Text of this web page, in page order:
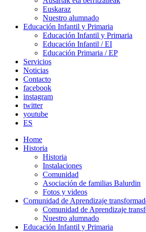
Euskaraz
Nuestro alumnado
Educación Infantil y Primaria
Educación Infantil y Primaria
Educación Infantil / EI
Educación Primaria / EP
Servicios
Noticias
Contacto
facebook
instagram
twitter
youtube
ES
Home
Historia
Historia
Instalaciones
Comunidad
Asociación de familias Balurdin
Fotos y videos
Comunidad de Aprendizaje
Comunidad de Aprendizaje
Nuestro alumnado
Educación Infantil y Primaria